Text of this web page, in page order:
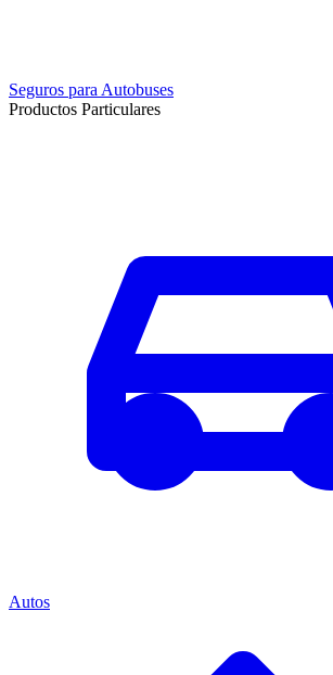
Seguros para Autobuses
Productos Particulares
Autos